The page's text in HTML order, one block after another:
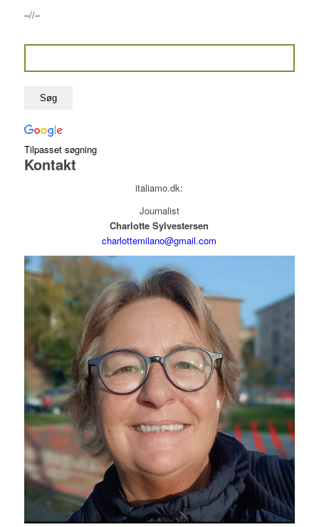
–//–
Tilpasset søgning
Kontakt
italiamo.dk:
Journalist
Charlotte Sylvestersen
charlottemilano@gmail.com